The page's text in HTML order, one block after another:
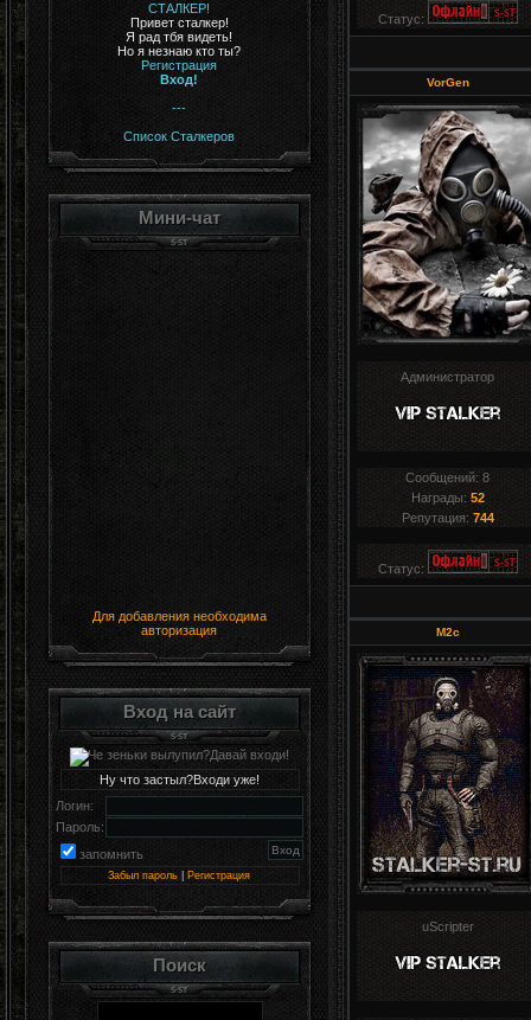
СТАЛКЕР!
Привет сталкер!
Я рад тбя видеть!
Но я незнаю кто ты?
Регистрация
Вход!
---
Список Сталкеров
Мини-чат
Для добавления необходима
авторизация
Вход на сайт
Ну что застыл?Входи уже!
Логин:
Пароль:
запомнить
Забыл пароль Регистрация
Поиск
Статус:
VorGen
Администратор
Сообщений:8
Награды: 52
Репутация: 744
Статус:
M2c
uScripter